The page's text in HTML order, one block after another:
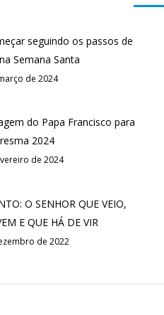
seguindo os passos de
Semana Santa
de 2024
do Papa Francisco para
2024
de 2024
O SENHOR QUE VEIO,
E QUE HÁ DE VIR
de 2022